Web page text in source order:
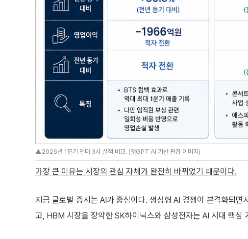
▲2026년 1분기 엔터 3사 실적 비교. (챗GPT AI 기반 편집 이미지)
가장 큰 이유는 시장의 관심 자체가 완전히 바뀌었기 때문이다.
지금 글로벌 증시는 AI가 중심이다. 생성형 AI 경쟁이 본격화되
고, HBM 시장을 장악한 SK하이닉스와 삼성전자는 AI 시대 핵심